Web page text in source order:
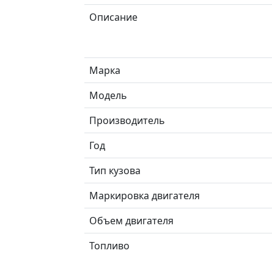
Описание
Марка
Модель
Производитель
Год
Тип кузова
Маркировка двигателя
Объем двигателя
Топливо